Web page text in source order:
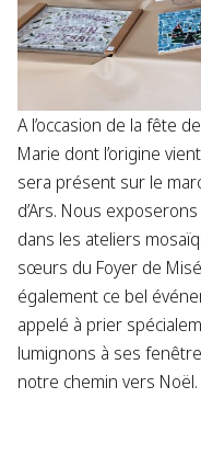
A l’occasion de la fête
Marie dont l’origine
sera présent sur le
d’Ars. Nous
dans les ateliers
sœurs du Foyer de
également ce bel
appelé à prier
lumignons à ses
notre chemin vers Noël.